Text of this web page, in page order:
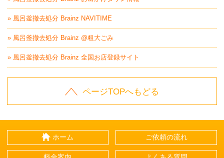
» 風呂釜撤去処分 Brainz NAVITIME
» 風呂釜撤去処分 Brainz @粗大ごみ
» 風呂釜撤去処分 Brainz 全国お店登録サイト
ページTOPへもどる
ホーム ご依頼の流れ